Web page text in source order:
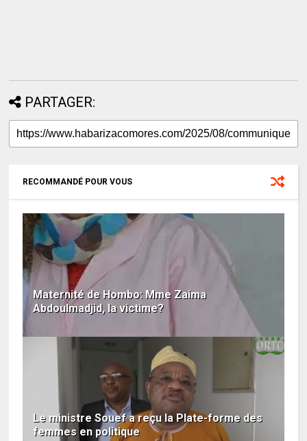
PARTAGER:
RECOMMANDÉ POUR VOUS
Maternité de Hombo: Mme Zaima
Abdoulmadjid, la victime?
Le ministre Souef a reçu la Plate-forme des
femmes en politique